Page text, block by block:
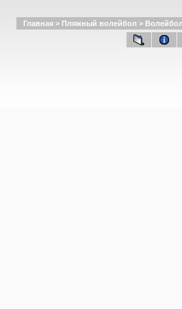
Главная > Пляжный волейбол >